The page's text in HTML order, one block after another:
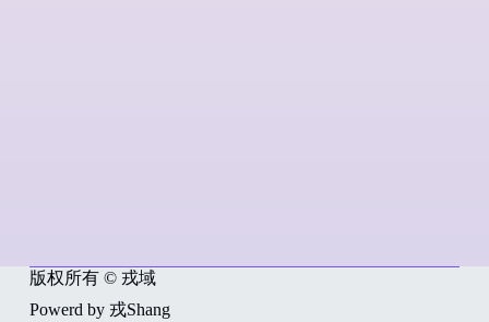
版权所有 © 戎域
Powerd by 戎Shang